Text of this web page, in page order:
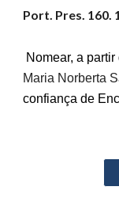
Port. Pres. 160.
Nomear, a
Maria Norberta
confiança de